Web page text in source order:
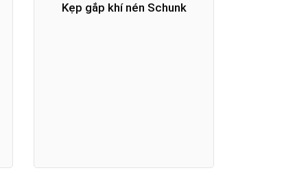
Kẹp gắp khí nén Schunk